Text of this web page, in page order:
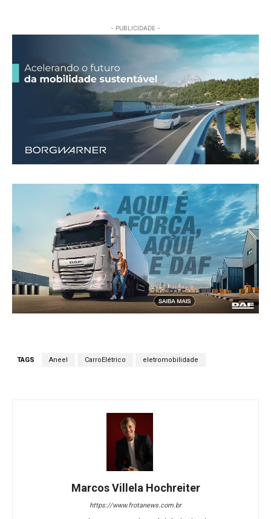
- PUBLICIDADE -
TAGS Aneel CarroElétrico eletromobilidade
Marcos Villela Hochreiter
https://www.frotanews.com.br